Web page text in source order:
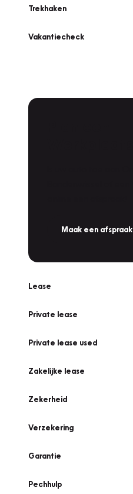
Trekhaken
Vakantiecheck
Maak een afspraak
Lease
Private lease
Private lease used
Zakelijke lease
Zekerheid
Verzekering
Garantie
Pechhulp